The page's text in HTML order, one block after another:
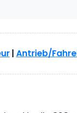
| Antrieb/